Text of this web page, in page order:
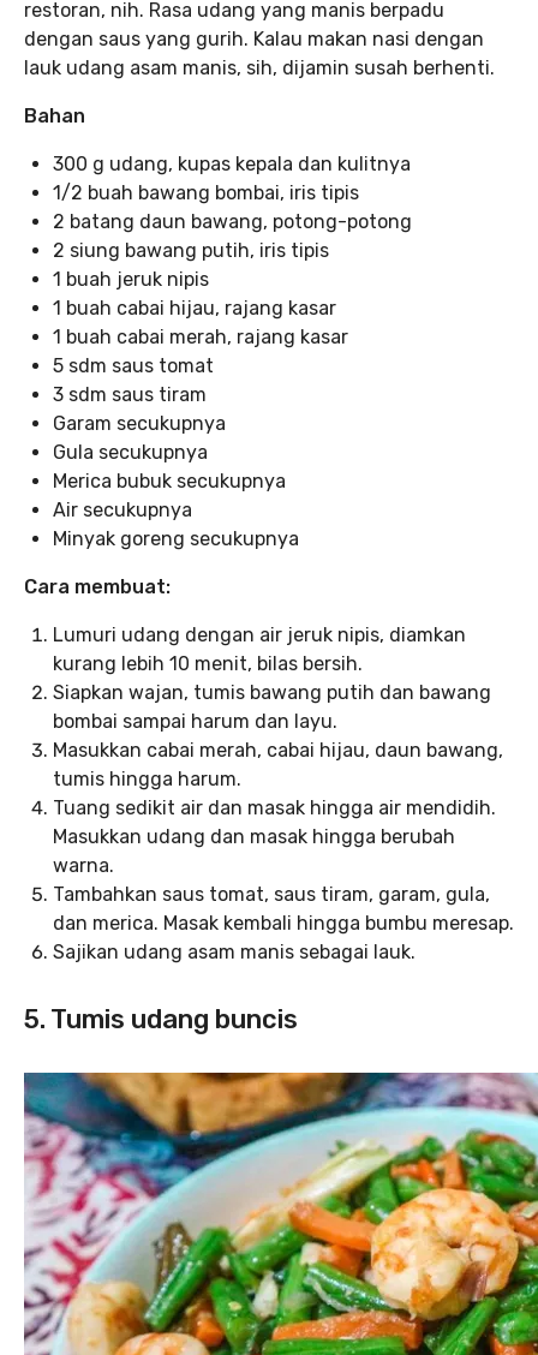
restoran, nih. Rasa udang yang manis berpadu
dengan saus yang gurih. Kalau makan nasi dengan
lauk udang asam manis, sih, dijamin susah berhenti.
Bahan
300 g udang, kupas kepala dan kulitnya
1/2 buah bawang bombai, iris tipis
2 batang daun bawang, potong-potong
2 siung bawang putih, iris tipis
1 buah jeruk nipis
1 buah cabai hijau, rajang kasar
1 buah cabai merah, rajang kasar
5 sdm saus tomat
3 sdm saus tiram
Garam secukupnya
Gula secukupnya
Merica bubuk secukupnya
Air secukupnya
Minyak goreng secukupnya
Cara membuat:
Lumuri udang dengan air jeruk nipis, diamkan
kurang lebih 10 menit, bilas bersih.
Siapkan wajan, tumis bawang putih dan bawang
bombai sampai harum dan layu.
Masukkan cabai merah, cabai hijau, daun bawang,
tumis hingga harum.
Tuang sedikit air dan masak hingga air mendidih.
Masukkan udang dan masak hingga berubah
warna.
Tambahkan saus tomat, saus tiram, garam, gula,
dan merica. Masak kembali hingga bumbu meresap.
Sajikan udang asam manis sebagai lauk.
5. Tumis udang buncis